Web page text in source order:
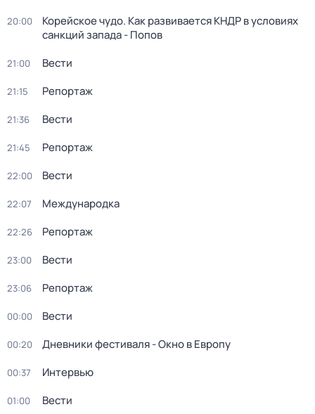
20:00
Корейское чудо. Как развивается КНДР в условиях
санкций запада - Попов
21:00 Вести
21:15 Репортаж
21:36 Вести
21:45 Репортаж
22:00 Вести
22:07 Международка
22:26 Репортаж
23:00 Вести
23:06 Репортаж
00:00 Вести
00:20 Дневники фестиваля - Окно в Европу
00:37 Интервью
01:00 Вести